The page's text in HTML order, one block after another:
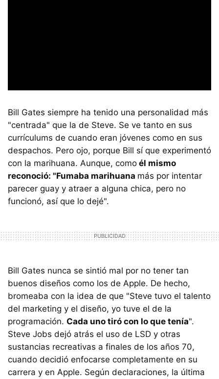
Bill Gates siempre ha tenido una personalidad más
"centrada" que la de Steve. Se ve tanto en sus
currículums de cuando eran jóvenes como en sus
despachos. Pero ojo, porque Bill sí que experimentó
con la marihuana. Aunque, como él mismo
reconoció: "Fumaba marihuana más por intentar
parecer guay y atraer a alguna chica, pero no
funcionó, así que lo dejé".
Bill Gates nunca se sintió mal por no tener tan
buenos diseños como los de Apple. De hecho,
bromeaba con la idea de que "Steve tuvo el talento
del marketing y el diseño, yo tuve el de la
programación. Cada uno tiró con lo que tenía".
Steve Jobs dejó atrás el uso de LSD y otras
sustancias recreativas a finales de los años 70,
cuando decidió enfocarse completamente en su
carrera y en Apple. Según declaraciones, la última